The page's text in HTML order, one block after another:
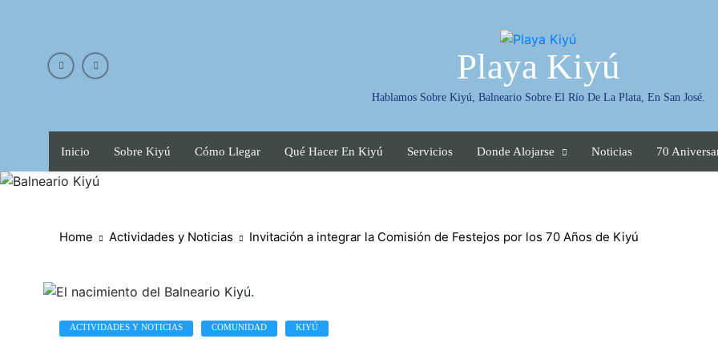
Playa Kiyú
Hablamos Sobre Kiyú, Balneario Sobre El Río De La Plata, En San José.
Inicio Sobre Kiyú Cómo Llegar Qué Hacer En Kiyú Servicios Donde Alojarse Noticias 70
Home Actividades y Noticias Invitación a integrar la Comisión de Festejos por los 70 Años de Kiyú
ACTIVIDADES Y NOTICIAS COMUNIDAD KIYÚ